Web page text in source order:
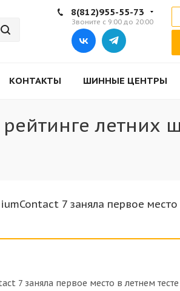
8(812)955-55-73
Звоните с 9:00 до 20:00
КОНТАКТЫ ШИННЫЕ ЦЕНТРЫ
летних
7 заняла первое место
7 заняла первое место в летнем